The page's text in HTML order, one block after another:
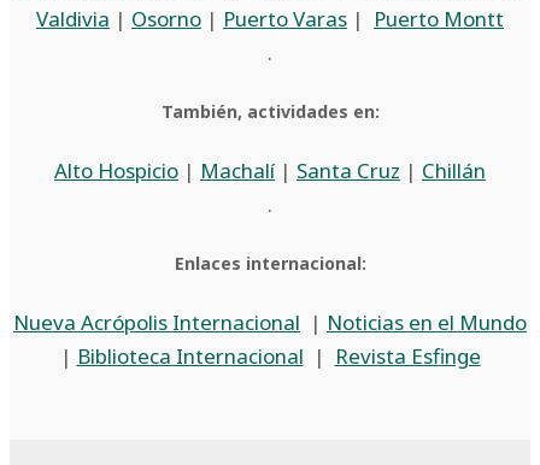
Valdivia | Osorno | Puerto Varas |
Puerto Montt
.
También, actividades en:
Alto Hospicio | Machalí | Santa Cruz | Chillán
.
Enlaces internacional:
Nueva Acrópolis Internacional | Noticias en el Mundo
| Biblioteca Internacional | Revista Esfinge